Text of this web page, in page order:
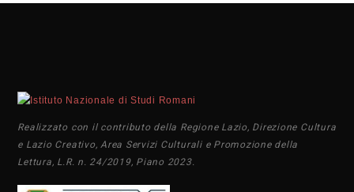
Realizzato con il contributo della Regione Lazio, Direzione Cultura
e Lazio Creativo, Area Servizi Culturali e Promozione della
Lettura, L.R. n. 24/2019, Piano 2023.